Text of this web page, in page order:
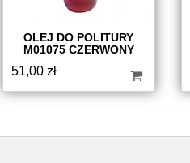
OLEJ DO POLITURY
M01075 CZERWONY
51,00 zł